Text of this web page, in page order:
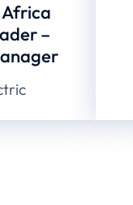
Africa
–